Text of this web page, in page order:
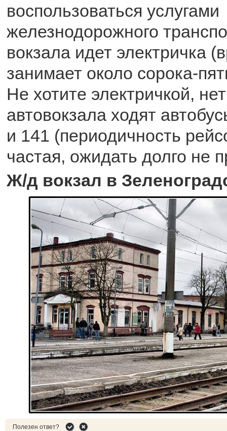
воспользоваться услугами
железнодорожного
вокзала идет электричка
занимает около сорока-
Не хотите электричкой,
автовокзала ходят
и 141 (периодичность
частая, ожидать долго не
Ж/д вокзал в
Полезен ответ?